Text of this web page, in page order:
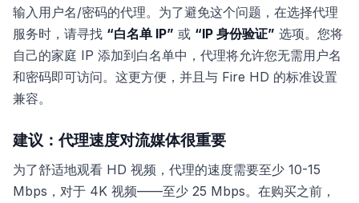
输入用户名/密码的代理。为了避免这个问题，在选择代理
服务时，请寻找 “白名单 IP” 或 “IP 身份验证” 选项。您将
自己的家庭 IP 添加到白名单中，代理将允许您无需用户名
和密码即可访问。这更方便，并且与 Fire HD 的标准设置
兼容。
建议：代理速度对流媒体很重要
为了舒适地观看 HD 视频，代理的速度需要至少 10-15
Mbps，对于 4K 视频——至少 25 Mbps。在购买之前，